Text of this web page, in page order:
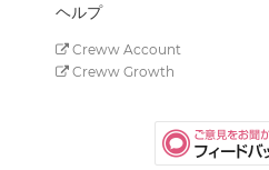
ヘルプ
Creww Account
Creww Growth